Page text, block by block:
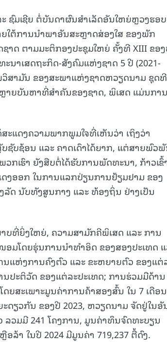
ຊົມເຊີຍ ຕໍ່ບັນດາຜົນສໍາເລັດອັນໃຫຍ່ຫຼວງຮອບ
ໃຕ້ການນໍາພາອັນສະຫຼາດສ່ອງໃສ ຂອງພັກ
ດ ຕາມມະຕິກອງປະຊຸມໃຫຍ່ ຄັ້ງທີ XIII ຂອ
າເສດຖະກິດ-ສັງຄົມແຫ່ງຊາດ 5 ປີ (2021-
ສາມັນ ຂອງສະພາແຫ່ງຊາດຫວຽດນາມ ຊຸດທີ
າຍບັນຫາທີ່ສໍາຄັນຂອງຊາດ, ພິເສດ ແມ່ນການ
ແດງຄວາມພາກພູມໃຈທີ່ເຫັນວ່າ ເຖິງວ່າ
ບຊ້ອນ ແລະ ຄາດເດົາໄດ້ຍາກ, ແຕ່ສາຍພົວ
ກເຮົາ ຍັງສືບຕໍ່ໄດ້ຮັບການພັດທະນາ, ກ້າວເຂົ້
ງອອກ ໃນການແລກປ່ຽນການຢ້ຽມຢາມ ຂອງ
ດ ນັບທັງສູນກາງ ແລະ ທ້ອງຖິ່ນ ຢ່າງເປັນ
ທີ່ຍິ່ງໃຫຍ່, ຄວາມສາມັກຄີພິເສດ ແລະ ການ
ມໂດຍຮຸ່ນການນໍາທຳອິດ ຂອງສອງປະເທດ
ແຫ່ງການຄົງຕົວ ແລະ ຂະຫຍາຍຕົວ ຂອງແຕ່
ປະຕິວັດ ຂອງແຕ່ລະປະເທດ; ການຮ່ວມມືດ້ານ
ສະເພາະມູນຄ່າການຄ້າສອງສົ້ນ ໃນ 7 ເດືອ
ະດຽວກັນ ຂອງປີ 2023, ຫວຽດນາມ ຈັດຢູ່ໃນ
ວມມີ 241 ໂຄງການ, ມູນຄ່າທຶນຈົດທະບຽນ
ລ້າ ໃນປີ 2024 ມີມູນຄ່າ 719,237 ຕື້ດົງ.